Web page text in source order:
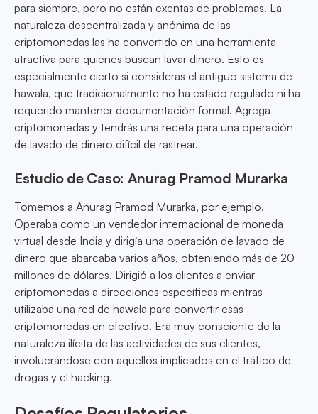
para siempre, pero no están exentas de problemas. La
naturaleza descentralizada y anónima de las
criptomonedas las ha convertido en una herramienta
atractiva para quienes buscan lavar dinero. Esto es
especialmente cierto si consideras el antiguo sistema de
hawala, que tradicionalmente no ha estado regulado ni ha
requerido mantener documentación formal. Agrega
criptomonedas y tendrás una receta para una operación
de lavado de dinero difícil de rastrear.
Estudio de Caso: Anurag Pramod Murarka
Tomemos a Anurag Pramod Murarka, por ejemplo.
Operaba como un vendedor internacional de moneda
virtual desde India y dirigía una operación de lavado de
dinero que abarcaba varios años, obteniendo más de 20
millones de dólares. Dirigió a los clientes a enviar
criptomonedas a direcciones específicas mientras
utilizaba una red de hawala para convertir esas
criptomonedas en efectivo. Era muy consciente de la
naturaleza ilícita de las actividades de sus clientes,
involucrándose con aquellos implicados en el tráfico de
drogas y el hacking.